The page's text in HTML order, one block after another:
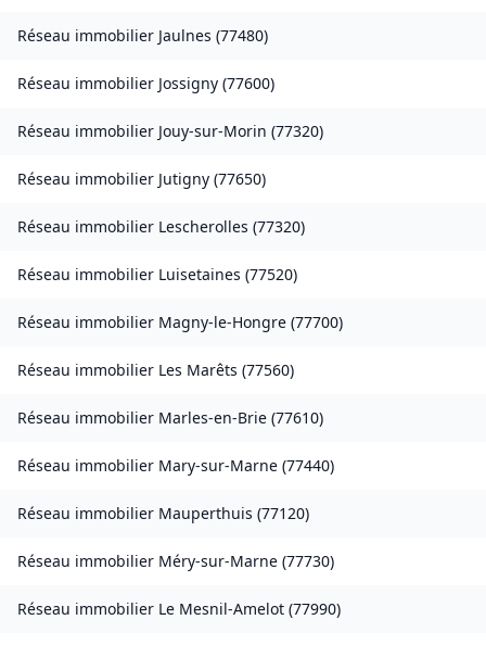
Réseau immobilier Jaulnes (77480)
Réseau immobilier Jossigny (77600)
Réseau immobilier Jouy-sur-Morin (77320)
Réseau immobilier Jutigny (77650)
Réseau immobilier Lescherolles (77320)
Réseau immobilier Luisetaines (77520)
Réseau immobilier Magny-le-Hongre (77700)
Réseau immobilier Les Marêts (77560)
Réseau immobilier Marles-en-Brie (77610)
Réseau immobilier Mary-sur-Marne (77440)
Réseau immobilier Mauperthuis (77120)
Réseau immobilier Méry-sur-Marne (77730)
Réseau immobilier Le Mesnil-Amelot (77990)